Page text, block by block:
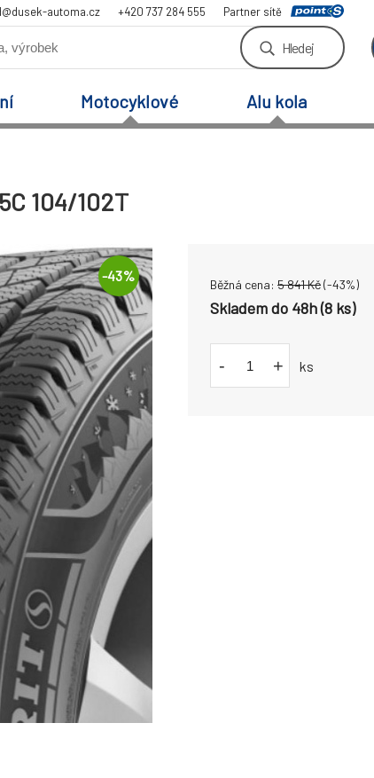
automa.cz +420 737 284 555 Partner sítě
Hledej
Motocyklové Alu kola
104/102T
-43%
Běžná cena: 5 841Kč(-43%)
Skladem do 48h (8 ks)
- + ks